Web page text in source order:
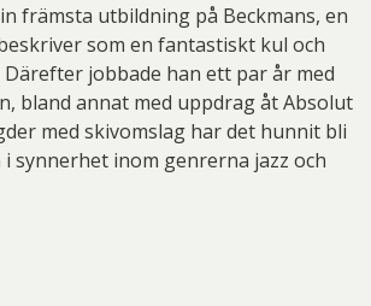
främsta utbildning på Beckmans, en
som en fantastiskt kul och
jobbade han ett par år med
bland annat med uppdrag åt Absolut
med skivomslag har det hunnit bli
synnerhet inom genrerna jazz och